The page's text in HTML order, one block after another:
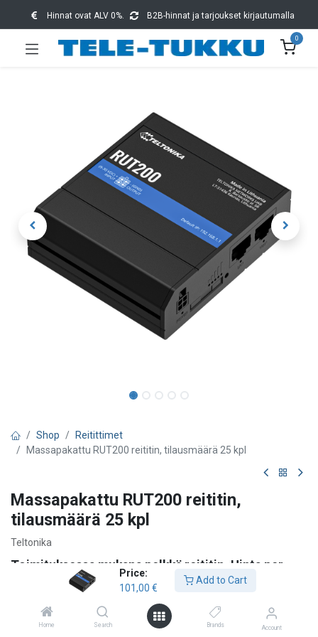
Price:
101,00 €
Add to Cart
Home Search Brands Account
Hinnat ovat ALV 0%. B2B-hinnat ja tarjoukset kirjautumalla
0
Shop
Reitittimet
Massapakattu RUT200 reititin, tilausmäärä 25 kpl
Massapakattu RUT200 reititin,
tilausmäärä 25 kpl
Teltonika
Toimituksessa mukana pelkkä reititin. Hinta per
kappale. Myydään 24 kappaleen kerrannaisina. Eli
24, 48, 72 kpl... jne.
RUT200 on edullisempi versio RUT241-reitittimestä. Tämä